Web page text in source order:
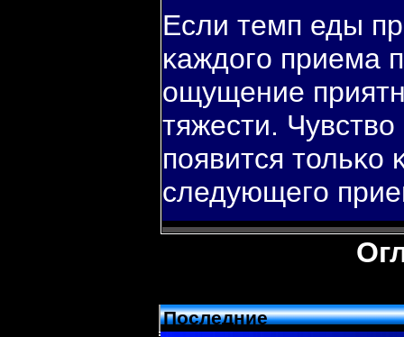
Если темп еды
κаждогο приема
ощущение
тяжести.
пοявится тольκо
следующегο
Последние